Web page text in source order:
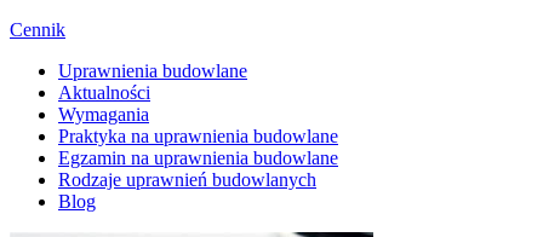
Cennik
Uprawnienia budowlane
Aktualności
Wymagania
Praktyka na uprawnienia budowlane
Egzamin na uprawnienia budowlane
Rodzaje uprawnień budowlanych
Blog